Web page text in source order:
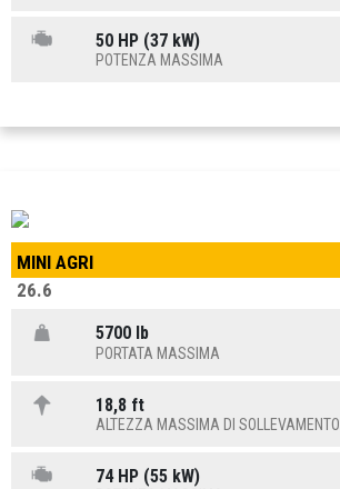
50 HP (37 kW)
POTENZA MASSIMA
MINI AGRI
26.6
5700 lb
PORTATA MASSIMA
18,8 ft
ALTEZZA MASSIMA DI SOLLEVAMENTO
74 HP (55 kW)